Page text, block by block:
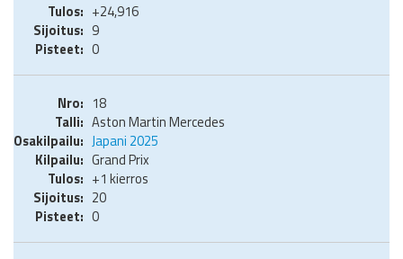
+24,916
9
0
18
Aston Martin Mercedes
Japani 2025
Grand Prix
+1 kierros
20
0